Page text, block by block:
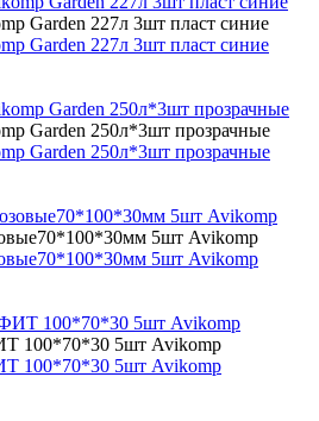
Garden 227л 3шт пласт синие
Garden 227л 3шт пласт синие
Garden 250л*3шт прозрачные
Garden 250л*3шт прозрачные
5шт Avikomp
5шт Avikomp
100*70*30 5шт Avikomp
100*70*30 5шт Avikomp